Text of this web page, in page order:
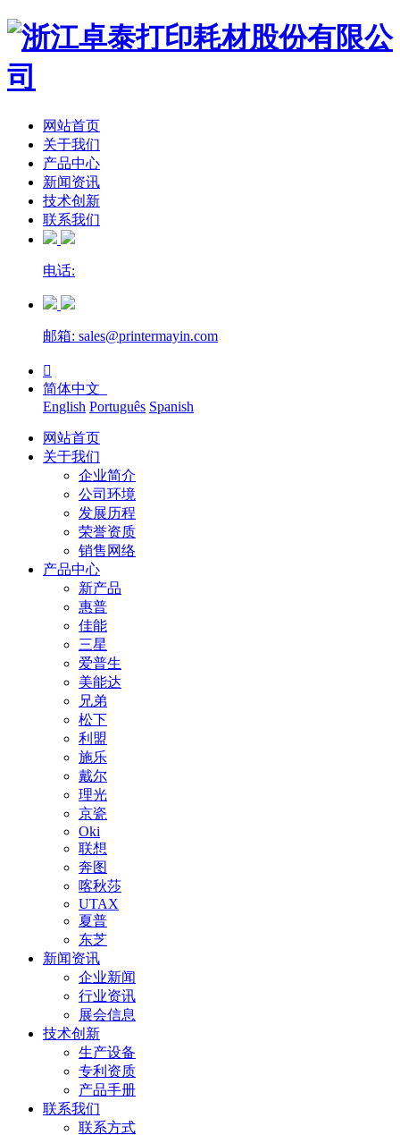
网站首页
关于我们
产品中心
新闻资讯
技术创新
联系我们
电话:
邮箱: sales@printermayin.com

简体中文
English Português Spanish
网站首页
关于我们
企业简介
公司环境
发展历程
荣誉资质
销售网络
产品中心
新产品
惠普
佳能
三星
爱普生
美能达
兄弟
松下
利盟
施乐
戴尔
理光
京瓷
Oki
联想
奔图
喀秋莎
UTAX
夏普
东芝
新闻资讯
企业新闻
行业资讯
展会信息
技术创新
生产设备
专利资质
产品手册
联系我们
联系方式